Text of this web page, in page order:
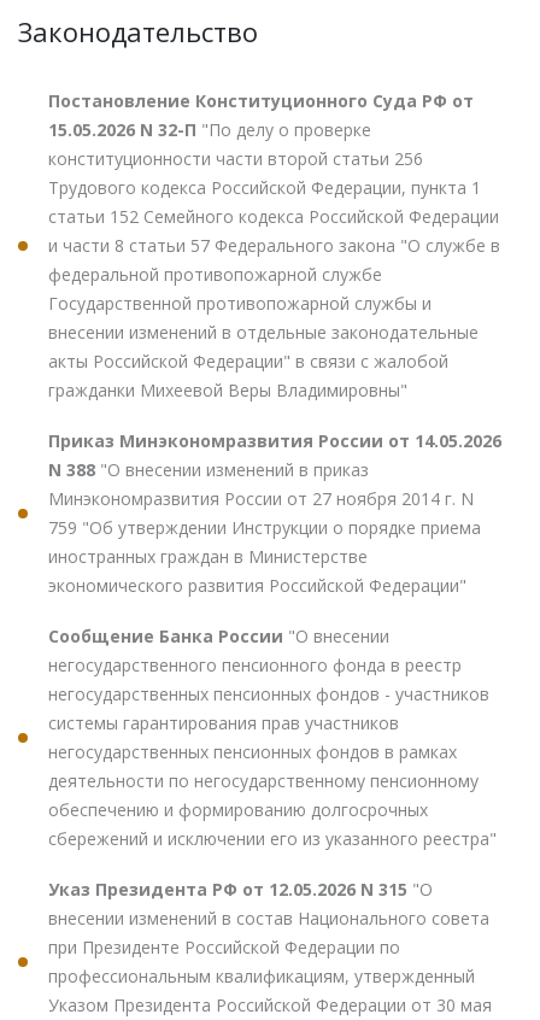
Законодательство
Постановление Конституционного Суда РФ от
15.05.2026 N 32-П "По делу о проверке
конституционности части второй статьи 256
Трудового кодекса Российской Федерации, пункта 1
статьи 152 Семейного кодекса Российской Федерации
и части 8 статьи 57 Федерального закона "О службе в
федеральной противопожарной службе
Государственной противопожарной службы и
внесении изменений в отдельные законодательные
акты Российской Федерации" в связи с жалобой
гражданки Михеевой Веры Владимировны"
Приказ Минэкономразвития России от 14.05.2026
N 388 "О внесении изменений в приказ
Минэкономразвития России от 27 ноября 2014 г. N
759 "Об утверждении Инструкции о порядке приема
иностранных граждан в Министерстве
экономического развития Российской Федерации"
Сообщение Банка России "О внесении
негосударственного пенсионного фонда в реестр
негосударственных пенсионных фондов - участников
системы гарантирования прав участников
негосударственных пенсионных фондов в рамках
деятельности по негосударственному пенсионному
обеспечению и формированию долгосрочных
сбережений и исключении его из указанного реестра"
Указ Президента РФ от 12.05.2026 N 315 "О
внесении изменений в состав Национального совета
при Президенте Российской Федерации по
профессиональным квалификациям, утвержденный
Указом Президента Российской Федерации от 30 мая